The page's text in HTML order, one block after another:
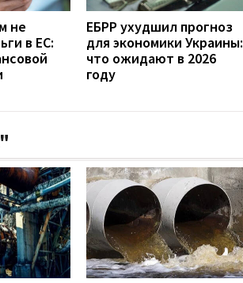
не
в ЕС:
ЕБРР ухудшил прогноз
для экономики Украины:
что ожидают в 2026
году